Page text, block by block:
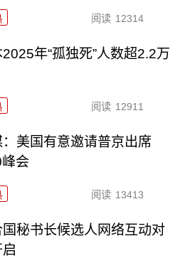
阅读 12314
2025年“孤独死”人数超2.2万
阅读 12911
：美国有意邀请普京出席
会
阅读 13413
国秘书长候选人网络互动对